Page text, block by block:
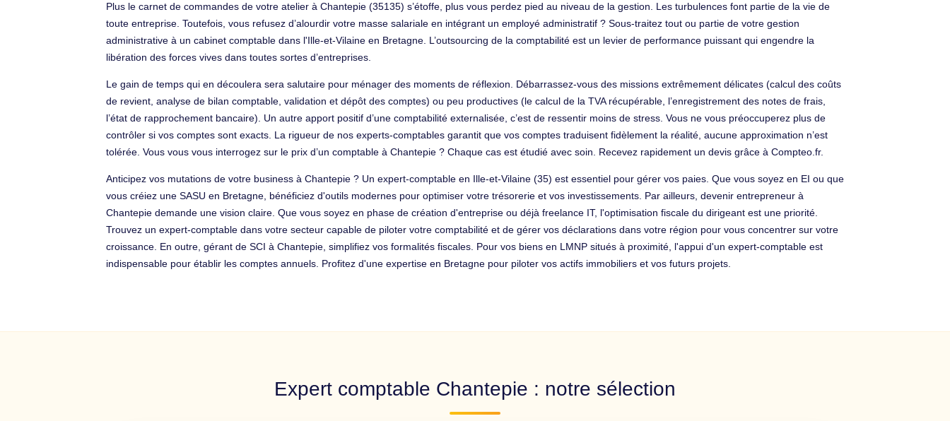
Plus le carnet de commandes de votre atelier à Chantepie (35135) s’étoffe, plus vous perdez pied au niveau de la gestion. Les turbulences font partie de la vie de
toute entreprise. Toutefois, vous refusez d’alourdir votre masse salariale en intégrant un employé administratif ? Sous-traitez tout ou partie de votre gestion
administrative à un cabinet comptable dans l'Ille-et-Vilaine en Bretagne. L’outsourcing de la comptabilité est un levier de performance puissant qui engendre la
libération des forces vives dans toutes sortes d’entreprises.
Le gain de temps qui en découlera sera salutaire pour ménager des moments de réflexion. Débarrassez-vous des missions extrêmement délicates (calcul des coûts
de revient, analyse de bilan comptable, validation et dépôt des comptes) ou peu productives (le calcul de la TVA récupérable, l’enregistrement des notes de frais,
l’état de rapprochement bancaire). Un autre apport positif d’une comptabilité externalisée, c’est de ressentir moins de stress. Vous ne vous préoccuperez plus de
contrôler si vos comptes sont exacts. La rigueur de nos experts-comptables garantit que vos comptes traduisent fidèlement la réalité, aucune approximation n’est
tolérée. Vous vous vous interrogez sur le prix d’un comptable à Chantepie ? Chaque cas est étudié avec soin. Recevez rapidement un devis grâce à Compteo.fr.
Anticipez vos mutations de votre business à Chantepie ? Un expert-comptable en Ille-et-Vilaine (35) est essentiel pour gérer vos paies. Que vous soyez en EI ou que
vous créiez une SASU en Bretagne, bénéficiez d'outils modernes pour optimiser votre trésorerie et vos investissements. Par ailleurs, devenir entrepreneur à
Chantepie demande une vision claire. Que vous soyez en phase de création d'entreprise ou déjà freelance IT, l'optimisation fiscale du dirigeant est une priorité.
Trouvez un expert-comptable dans votre secteur capable de piloter votre comptabilité et de gérer vos déclarations dans votre région pour vous concentrer sur votre
croissance. En outre, gérant de SCI à Chantepie, simplifiez vos formalités fiscales. Pour vos biens en LMNP situés à proximité, l'appui d'un expert-comptable est
indispensable pour établir les comptes annuels. Profitez d'une expertise en Bretagne pour piloter vos actifs immobiliers et vos futurs projets.
Expert comptable Chantepie : notre sélection